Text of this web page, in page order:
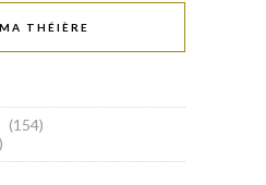
THÉIÈRE
(154)